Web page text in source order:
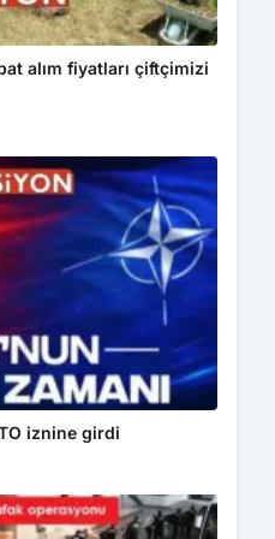
alım fiyatları çiftçimizi
iznine girdi